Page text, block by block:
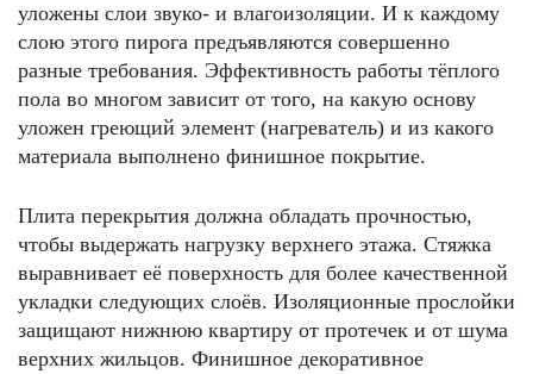
уложены слои звуко- и влагоизоляции. И к каждому
слою этого пирога предъявляются совершенно
разные требования. Эффективность работы тёплого
пола во многом зависит от того, на какую основу
уложен греющий элемент (нагреватель) и из какого
материала выполнено финишное покрытие.
Плита перекрытия должна обладать прочностью,
чтобы выдержать нагрузку верхнего этажа. Стяжка
выравнивает её поверхность для более качественной
укладки следующих слоёв. Изоляционные прослойки
защищают нижнюю квартиру от протечек и от шума
верхних жильцов. Финишное декоративное